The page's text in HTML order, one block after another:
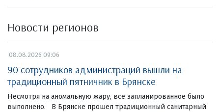
Новости регионов
08.08.2026 09:06
90 сотрудников администраций вышли на
традиционный пятничник в Брянске
Несмотря на аномальную жару, все запланированное было
выполнено. В Брянске прошел традиционный санитарный